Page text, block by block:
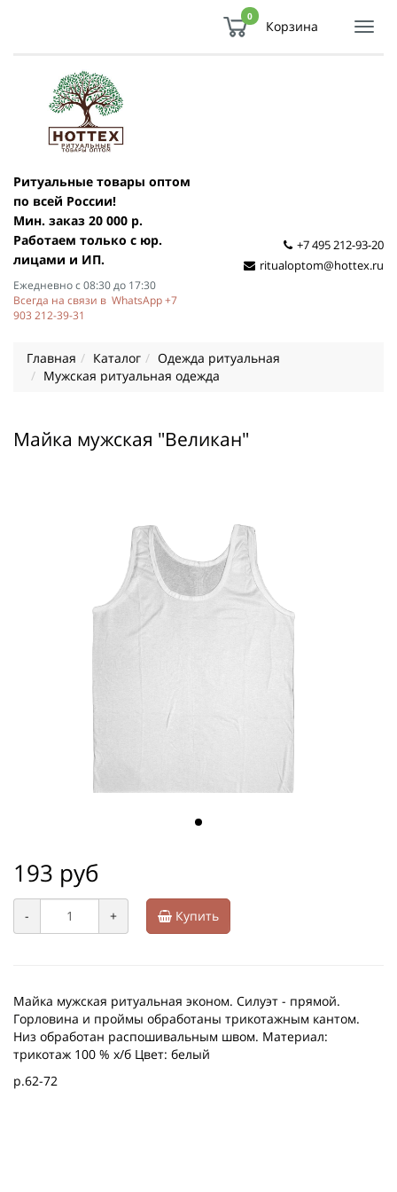
0
Корзина
Ритуальные товары оптом
по всей России!
Мин. заказ 20 000 р.
Работаем только с юр.
лицами и ИП.
Ежедневно с 08:30 до 17:30
Всегда на связи в WhatsApp +7
903 212-39-31
+7 495 212-93-20
ritualoptom@hottex.ru
Главная Каталог
Одежда ритуальная
Мужская ритуальная одежда
Майка мужская "Великан"
193 руб
- + Купить
Майка мужская ритуальная эконом. Силуэт - прямой.
Горловина и проймы обработаны трикотажным кантом.
Низ обработан распошивальным швом. Материал:
трикотаж 100 % х/б Цвет: белый
р.62-72